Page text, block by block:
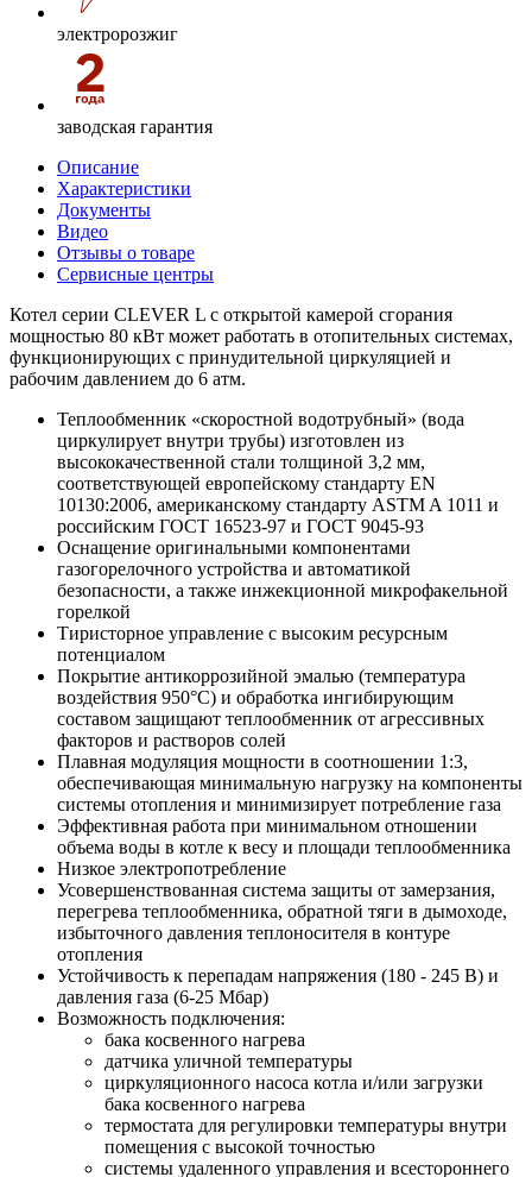
электророзжиг
заводская гарантия
Описание
Характеристики
Документы
Видео
Отзывы о товаре
Сервисные центры
Котел серии CLEVER L с открытой камерой сгорания
мощностью 80 кВт может работать в отопительных системах,
функционирующих с принудительной циркуляцией и
рабочим давлением до 6 атм.
Теплообменник «скоростной водотрубный» (вода
циркулирует внутри трубы) изготовлен из
высококачественной стали толщиной 3,2 мм,
соответствующей европейскому стандарту EN
10130:2006, американскому стандарту ASTM A 1011 и
российским ГОСТ 16523-97 и ГОСТ 9045-93
Оснащение оригинальными компонентами
газогорелочного устройства и автоматикой
безопасности, а также инжекционной микрофакельной
горелкой
Тиристорное управление с высоким ресурсным
потенциалом
Покрытие антикоррозийной эмалью (температура
воздействия 950°С) и обработка ингибирующим
составом защищают теплообменник от агрессивных
факторов и растворов солей
Плавная модуляция мощности в соотношении 1:3,
обеспечивающая минимальную нагрузку на компоненты
системы отопления и минимизирует потребление газа
Эффективная работа при минимальном отношении
объема воды в котле к весу и площади теплообменника
Низкое электропотребление
Усовершенствованная система защиты от замерзания,
перегрева теплообменника, обратной тяги в дымоходе,
избыточного давления теплоносителя в контуре
отопления
Устойчивость к перепадам напряжения (180 - 245 В) и
давления газа (6-25 Мбар)
Возможность подключения:
бака косвенного нагрева
датчика уличной температуры
циркуляционного насоса котла и/или загрузки
бака косвенного нагрева
термостата для регулировки температуры внутри
помещения с высокой точностью
системы удаленного управления и всестороннего